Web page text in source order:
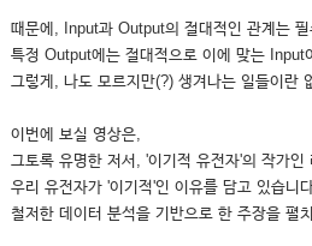
때문에, Input과 Output의 절대적인 관계는 필
특정 Output에는 절대적으로 이에 맞는 Input
그렇게, 나도 모르지만(?) 생겨나는 일들이란
이번에 보실 영상은,
그토록 유명한 저서, '이기적 유전자'의 작가인
우리 유전자가 '이기적'인 이유를 담고 있습니
철저한 데이터 분석을 기반으로 한 주장을 펼